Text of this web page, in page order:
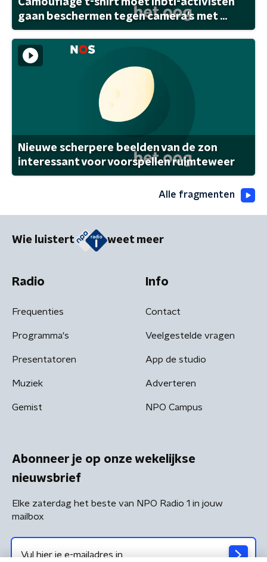
gaan beschermen tegen camera's met ...
Nieuwe scherpere beelden van de zon
interessant voor voorspellen ruimteweer
Alle fragmenten
Wie luistert weet meer
Radio
Frequenties
Programma's
Presentatoren
Muziek
Gemist
Info
Contact
Veelgestelde vragen
App de studio
Adverteren
NPO Campus
Abonneer je op onze wekelijkse
nieuwsbrief
Elke zaterdag het beste van NPO Radio 1 in jouw
mailbox